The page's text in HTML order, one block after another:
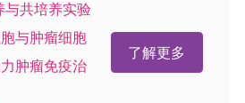
与共培养实验
与肿瘤细胞
肿瘤免疫治
了解更多